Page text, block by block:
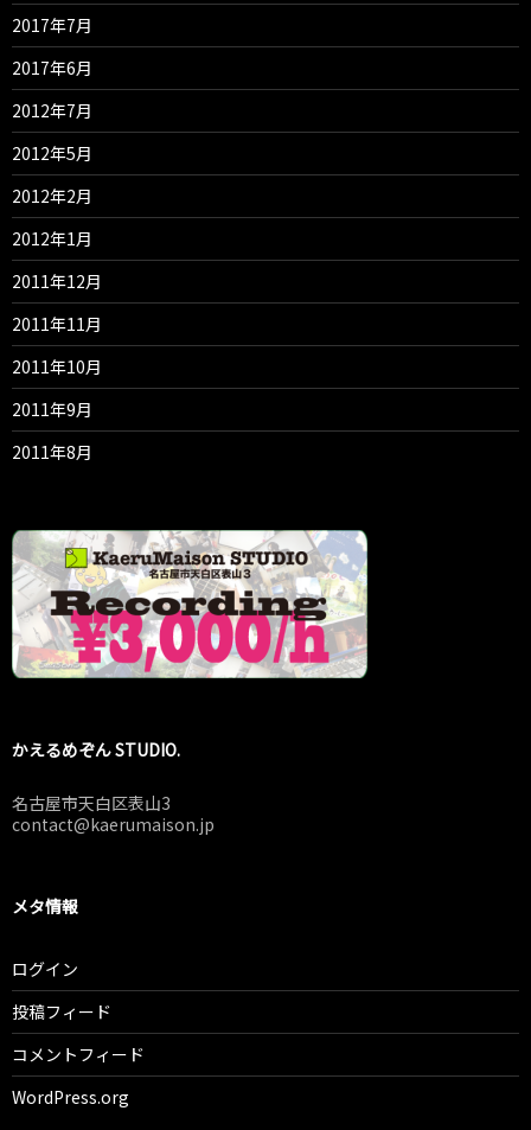
2017年7月
2017年6月
2012年7月
2012年5月
2012年2月
2012年1月
2011年12月
2011年11月
2011年10月
2011年9月
2011年8月
かえるめぞん STUDIO.
名古屋市天白区表山3
contact@kaerumaison.jp
メタ情報
ログイン
投稿フィード
コメントフィード
WordPress.org